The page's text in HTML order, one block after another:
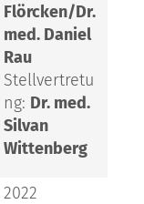
Flörcken/Dr.
med. Daniel
Rau
Stellvertretu
ng: Dr. med.
Silvan
Wittenberg
2022